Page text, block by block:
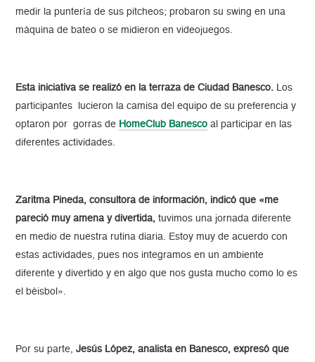
medir la puntería de sus pitcheos; probaron su swing en una
máquina de bateo o se midieron en videojuegos.
Esta iniciativa se realizó en la terraza de Ciudad Banesco. Los
participantes lucieron la camisa del equipo de su preferencia y
optaron por gorras de HomeClub Banesco al participar en las
diferentes actividades.
Zaritma Pineda, consultora de información, indicó que «me
pareció muy amena y divertida, tuvimos una jornada diferente
en medio de nuestra rutina diaria. Estoy muy de acuerdo con
estas actividades, pues nos integramos en un ambiente
diferente y divertido y en algo que nos gusta mucho como lo es
el béisbol».
Por su parte,Jesús López, analista en Banesco, expresó que